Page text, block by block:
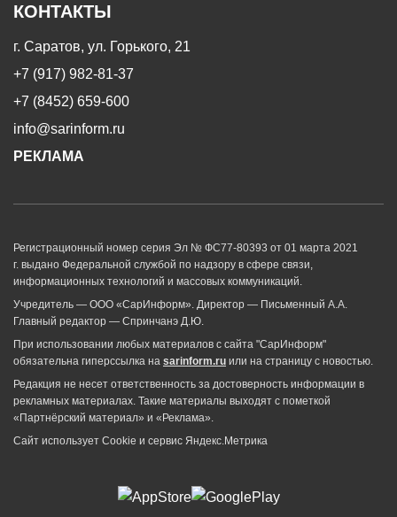
КОНТАКТЫ
г. Саратов, ул. Горького, 21
+7 (917) 982-81-37
+7 (8452) 659-600
info@sarinform.ru
РЕКЛАМА
Регистрационный номер серия Эл № ФС77-80393 от 01 марта 2021
г. выдано Федеральной службой по надзору в сфере связи,
информационных технологий и массовых коммуникаций.
Учредитель — ООО «СарИнформ». Директор — Письменный А.А.
Главный редактор — Спринчанэ Д.Ю.
При использовании любых материалов с сайта "СарИнформ"
обязательна гиперссылка на sarinform.ru или на страницу с новостью.
Редакция не несет ответственность за достоверность информации в
рекламных материалах. Такие материалы выходят с пометкой
«Партнёрский материал» и «Реклама».
Сайт использует Cookie и сервиc Яндекс.Метрика